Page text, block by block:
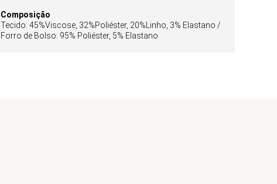
Composição
Tecido: 45%Viscose, 32%Poliéster, 20%Linho, 3% Elastano /
Forro de Bolso: 95% Poliéster, 5% Elastano